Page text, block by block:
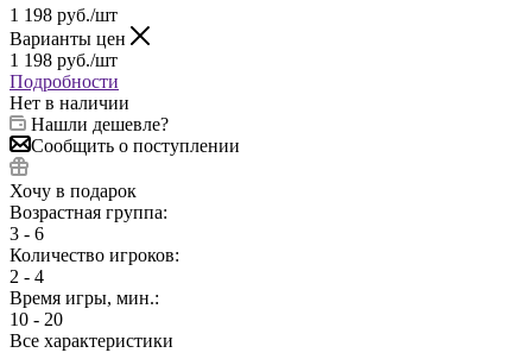
1 198 руб./шт
Варианты цен
1 198 руб./шт
Подробности
Нет в наличии
Нашли дешевле?
Сообщить о поступлении
Хочу в подарок
Возрастная группа:
3 - 6
Количество игроков:
2 - 4
Время игры, мин.:
10 - 20
Все характеристики